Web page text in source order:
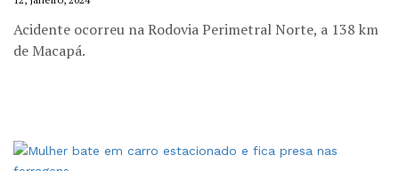
Acidente ocorreu na Rodovia Perimetral Norte, a 138 km
de Macapá.